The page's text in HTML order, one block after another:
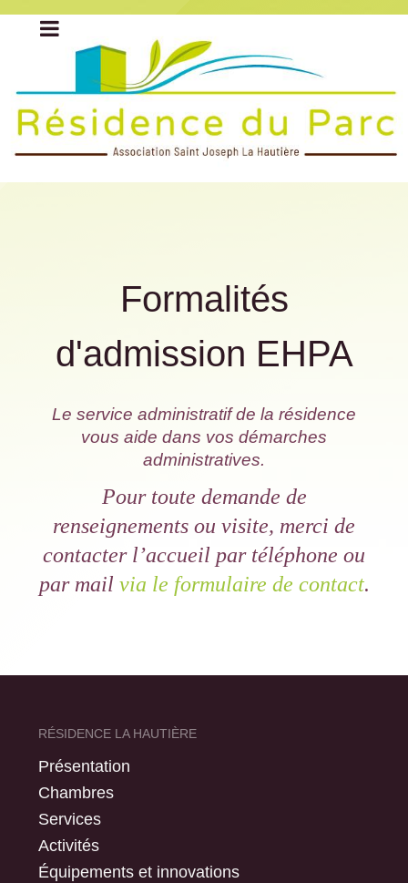
Formalités
d'admission EHPA
Le service administratif de la résidence
vous aide dans vos démarches
administratives.
Pour toute demande de
renseignements ou visite, merci de
contacter l’accueil par téléphone ou
par mail via le formulaire de contact.
RÉSIDENCE LA HAUTIÈRE
Présentation
Chambres
Services
Activités
Équipements et innovations